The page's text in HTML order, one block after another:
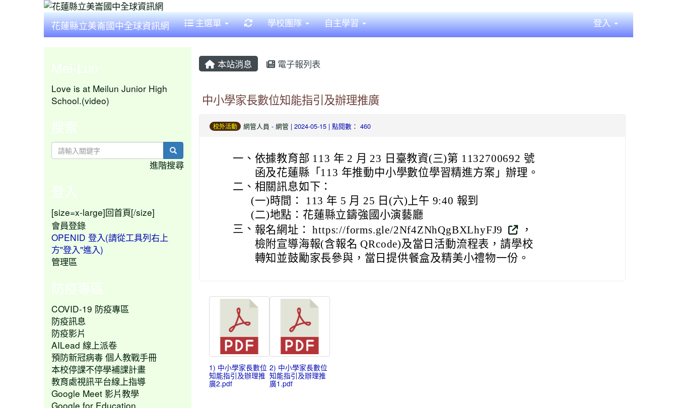
花蓮縣立美崙國中全球資訊網 主選單 重新取得佈景設定
學校團隊 自主學習 登入
本站消息 電子報列表
中小學家長數位知能指引及辦理推廣
校外活動 網管人員 - 網管| 2024-05-15 | 點閱數： 460
一、 依據教育部 113 年 2 月 23 日臺教資(三)第 1132700692 號
函及花蓮縣「113 年推動中小學數位學習精進方案」辦理。
二、 相關訊息如下：
(一) 時間： 113 年 5 月 25 日(六)上午 9:40 報到
(二)地點：花蓮縣立鑄強國小演藝廳
三、 報名網址： https://forms.gle/2Nf4ZNhQgBXLhyFJ9
，
檢附宣導海報(含報名 QRcode)及當日活動流程表，請學校
轉知並鼓勵家長參與，當日提供餐盒及精美小禮物一份。
1) 中小學家長數位
知能指引及辦理推
廣2.pdf
2) 中小學家長數位
知能指引及辦理推
廣1.pdf
Mei-Lun
Love is at Meilun Junior High
School.(video)
搜索
search
進階搜尋
登入
[size=x-large] 回首頁[/size]
會員登錄
OPENID 登入(請從工具列右上
方"登入"進入)
管理區
防疫專區
COVID-19 防疫專區
防疫訊息
防疫影片
AILead 線上派卷
預防新冠病毒 個人教戰手冊
本校停課不停學補課計畫
教育處視訊平台線上指導
Google Meet 影片教學
Google for Education